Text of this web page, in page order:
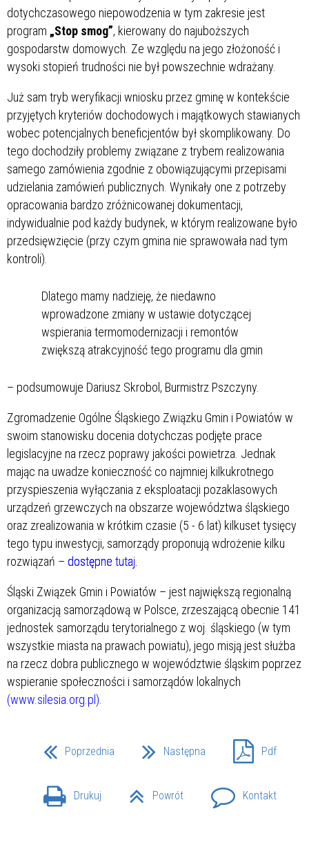
dotychczasowego niepowodzenia w tym zakresie jest
program „Stop smog”, kierowany do najuboższych
gospodarstw domowych. Ze względu na jego złożoność i
wysoki stopień trudności nie był powszechnie wdrażany.
Już sam tryb weryfikacji wniosku przez gminę w kontekście
przyjętych kryteriów dochodowych i majątkowych stawianych
wobec potencjalnych beneficjentów był skomplikowany. Do
tego dochodziły problemy związane z trybem realizowania
samego zamówienia zgodnie z obowiązującymi przepisami
udzielania zamówień publicznych. Wynikały one z potrzeby
opracowania bardzo zróżnicowanej dokumentacji,
indywidualnie pod każdy budynek, w którym realizowane było
przedsięwzięcie (przy czym gmina nie sprawowała nad tym
kontroli).
Dlatego mamy nadzieję, że niedawno
wprowadzone zmiany w ustawie dotyczącej
wspierania termomodernizacji i remontów
zwiększą atrakcyjność tego programu dla gmin
– podsumowuje Dariusz Skrobol, Burmistrz Pszczyny.
Zgromadzenie Ogólne Śląskiego Związku Gmin i Powiatów w
swoim stanowisku docenia dotychczas podjęte prace
legislacyjne na rzecz poprawy jakości powietrza. Jednak
mając na uwadze konieczność co najmniej kilkukrotnego
przyspieszenia wyłączania z eksploatacji pozaklasowych
urządzeń grzewczych na obszarze województwa śląskiego
oraz zrealizowania w krótkim czasie (5 - 6 lat) kilkuset tysięcy
tego typu inwestycji, samorządy proponują wdrożenie kilku
rozwiązań – dostępne tutaj.
Śląski Związek Gmin i Powiatów – jest największą regionalną
organizacją samorządową w Polsce, zrzeszającą obecnie 141
jednostek samorządu terytorialnego z woj. śląskiego (w tym
wszystkie miasta na prawach powiatu), jego misją jest służba
na rzecz dobra publicznego w województwie śląskim poprzez
wspieranie społeczności i samorządów lokalnych
(www.silesia.org.pl).
Poprzednia Następna Pdf
Drukuj Powrót Kontakt